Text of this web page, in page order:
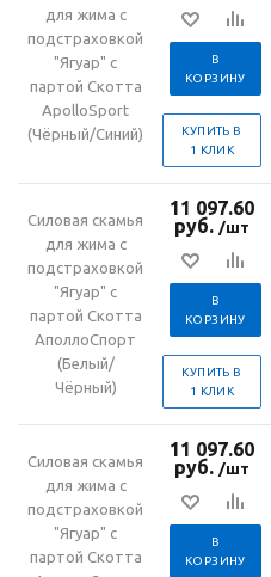
для жима с
подстраховкой
"Ягуар" с
партой Скотта
ApolloSport
(Чёрный/Синий)
В
КОРЗИНУ
КУПИТЬ В
1 КЛИК
Силовая скамья
для жима с
подстраховкой
"Ягуар" с
партой Скотта
АполлоСпорт
(Белый/
Чёрный)
11 097.60
руб. /шт
В
КОРЗИНУ
КУПИТЬ В
1 КЛИК
Силовая скамья
для жима с
подстраховкой
"Ягуар" с
партой Скотта
11 097.60
руб. /шт
В
КОРЗИНУ